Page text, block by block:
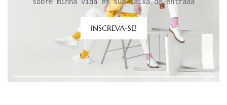
INSCREVA-SE!